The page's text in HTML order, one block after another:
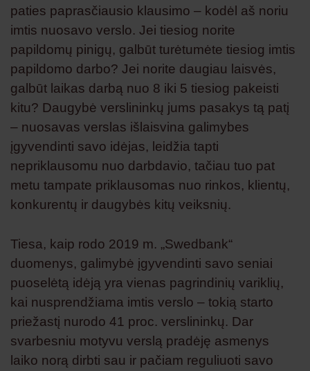
paties paprasčiausio klausimo – kodėl aš noriu
imtis nuosavo verslo. Jei tiesiog norite
papildomų pinigų, galbūt turėtumėte tiesiog imtis
papildomo darbo? Jei norite daugiau laisvės,
galbūt laikas darbą nuo 8 iki 5 tiesiog pakeisti
kitu? Daugybė verslininkų jums pasakys tą patį
– nuosavas verslas išlaisvina galimybes
įgyvendinti savo idėjas, leidžia tapti
nepriklausomu nuo darbdavio, tačiau tuo pat
metu tampate priklausomas nuo rinkos, klientų,
konkurentų ir daugybės kitų veiksnių.
Tiesa, kaip rodo 2019 m. „Swedbank“
duomenys, galimybė įgyvendinti savo seniai
puoselėtą idėją yra vienas pagrindinių variklių,
kai nusprendžiama imtis verslo – tokią starto
priežastį nurodo 41 proc. verslininkų. Dar
svarbesniu motyvu verslą pradėję asmenys
laiko norą dirbti sau ir pačiam reguliuoti savo